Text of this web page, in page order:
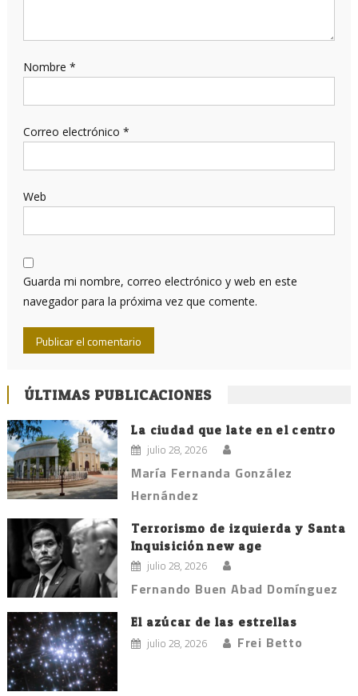
Nombre *
Correo electrónico *
Web
Guarda mi nombre, correo electrónico y web en este
navegador para la próxima vez que comente.
ÚLTIMAS PUBLICACIONES
La ciudad que late en el centro
julio 28, 2026
María Fernanda González
Hernández
Terrorismo de izquierda y Santa
Inquisición new age
julio 28, 2026
Fernando Buen Abad Domínguez
El azúcar de las estrellas
julio 28, 2026 Frei Betto